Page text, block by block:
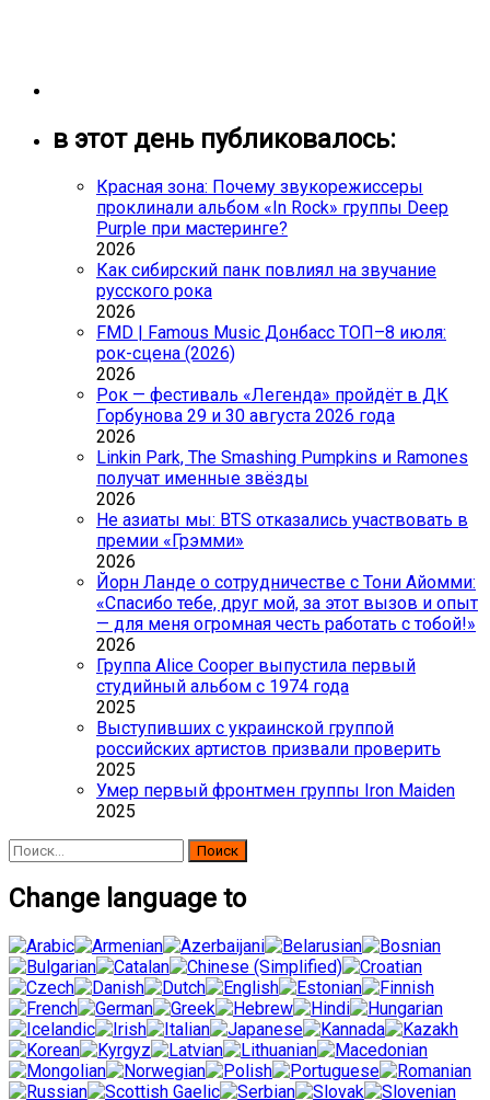
в этот день публиковалось:
Красная зона: Почему звукорежиссеры
проклинали альбом «In Rock» группы Deep
Purple при мастеринге?
2026
Как сибирский панк повлиял на звучание
русского рока
2026
FMD | Famous Music Донбасс ТОП–8 июля:
рок-сцена (2026)
2026
Рок — фестиваль «Легенда» пройдёт в ДК
Горбунова 29 и 30 августа 2026 года
2026
Linkin Park, The Smashing Pumpkins и Ramones
получат именные звёзды
2026
Не азиаты мы: BTS отказались участвовать в
премии «Грэмми»
2026
Йорн Ланде о сотрудничестве с Тони Айомми:
«Спасибо тебе, друг мой, за этот вызов и опыт
— для меня огромная честь работать с тобой!»
2026
Группа Alice Cooper выпустила первый
студийный альбом с 1974 года
2025
Выступивших с украинской группой
российских артистов призвали проверить
2025
Умер первый фронтмен группы Iron Maiden
2025
Найти:
Change language to